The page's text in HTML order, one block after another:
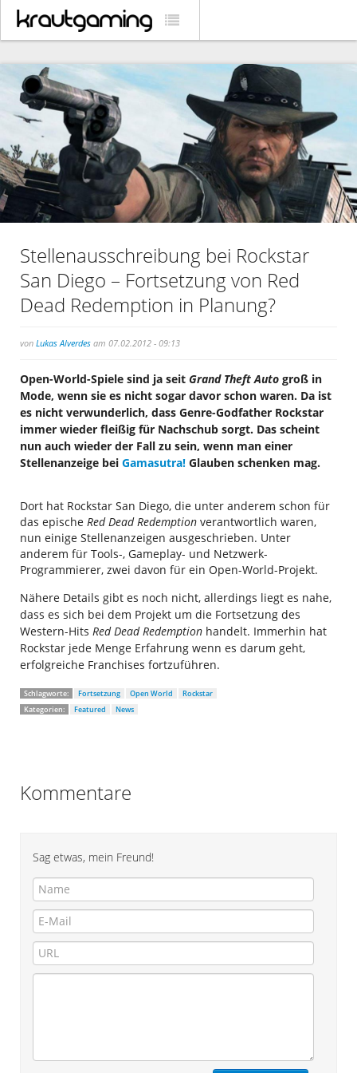
Stellenausschreibung bei Rockstar
San Diego – Fortsetzung von Red
Dead Redemption in Planung?
von Lukas Alverdes am 07.02.2012 - 09:13
Open-World-Spiele sind ja seit Grand Theft Auto groß in
Mode, wenn sie es nicht sogar davor schon waren. Da ist
es nicht verwunderlich, dass Genre-Godfather Rockstar
immer wieder fleißig für Nachschub sorgt. Das scheint
nun auch wieder der Fall zu sein, wenn man einer
Stellenanzeige bei Gamasutra! Glauben schenken mag.
Dort hat Rockstar San Diego, die unter anderem schon für
das epische Red Dead Redemption verantwortlich waren,
nun einige Stellenanzeigen ausgeschrieben. Unter
anderem für Tools-, Gameplay- und Netzwerk-
Programmierer, zwei davon für ein Open-World-Projekt.
Nähere Details gibt es noch nicht, allerdings liegt es nahe,
dass es sich bei dem Projekt um die Fortsetzung des
Western-Hits Red Dead Redemption handelt. Immerhin hat
Rockstar jede Menge Erfahrung wenn es darum geht,
erfolgreiche Franchises fortzuführen.
Schlagworte: Fortsetzung Open World
Rockstar
Kategorien:
Featured News
Kommentare
Sag etwas, mein Freund!